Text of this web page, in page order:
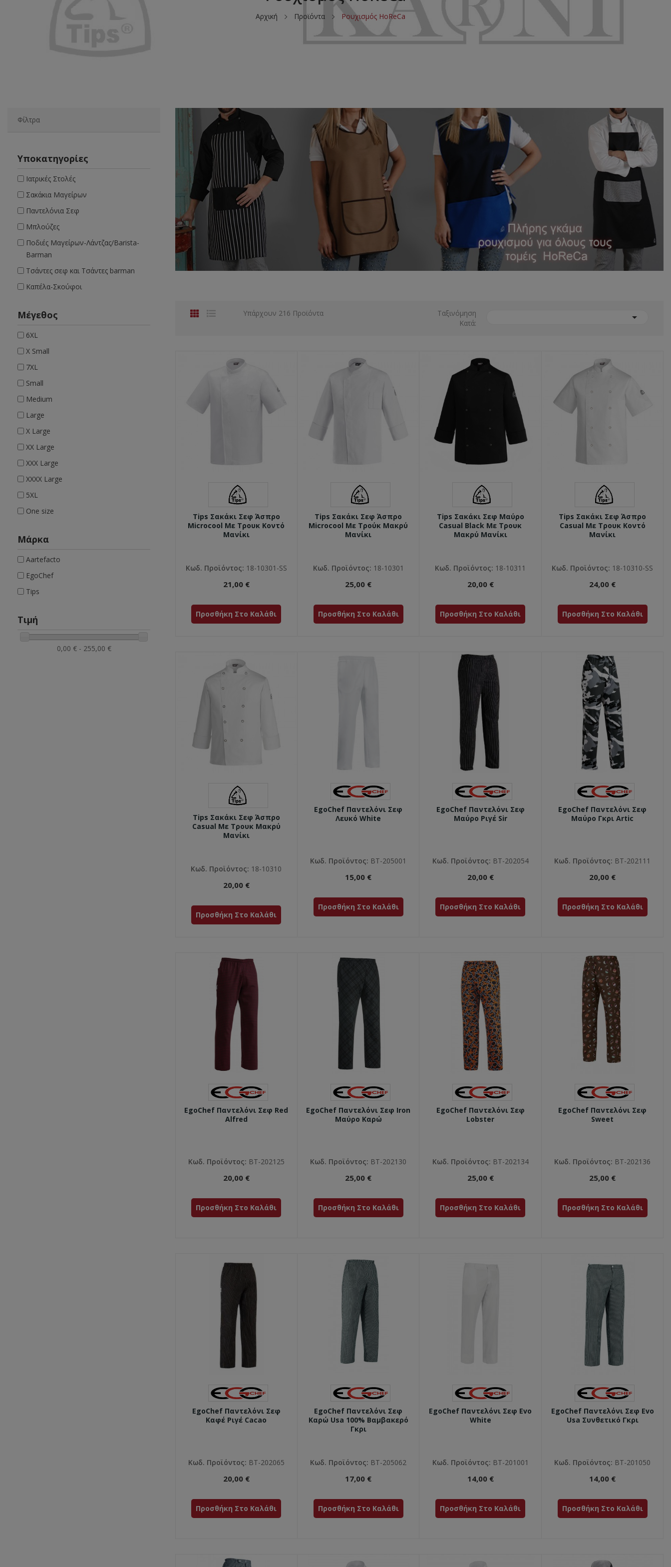
Αρχική Προϊόντα Ρουχισμός HoReCa
Φίλτρα
Υποκατηγορίες
Ιατρικές Στολές
Σακάκια Μαγείρων
Παντελόνια Σεφ
Μπλούζες
Ποδιές Μαγείρων-Λάντζας/Barista-
Barman
Τσάντες σεφ και Τσάντες barman
Καπέλα-Σκούφοι
Μέγεθος
6XL
X Small
7XL
Small
Medium
Large
X Large
XX Large
XXX Large
XXXX Large
5XL
One size
Μάρκα
Aartefacto
EgoChef
Tips
Τιμή
0,00 € - 255,00 €
Υπάρχουν 216 Προϊόντα
Ταξινόμηση
Κατά:

Tips Σακάκι Σεφ Άσπρο
Microcool Με Τρουκ Κοντό
Μανίκι
Κωδ. Προϊόντος: 18-10301-SS
21,00 €
Προσθήκη Στο Καλάθι
Tips Σακάκι Σεφ Άσπρο
Microcool Με Τρούκ Μακρύ
Μανίκι
Κωδ. Προϊόντος: 18-10301
25,00 €
Προσθήκη Στο Καλάθι
Tips Σακάκι Σεφ Μαύρο
Casual Black Με Τρουκ
Μακρύ Μανίκι
Κωδ. Προϊόντος: 18-10311
20,00 €
Προσθήκη Στο Καλάθι
Tips Σακάκι Σεφ Άσπρο
Casual Με Τρουκ Κοντό
Μανίκι
Κωδ. Προϊόντος: 18-10310-SS
24,00 €
Προσθήκη Στο Καλάθι
Tips Σακάκι Σεφ Άσπρο
Casual Με Τρουκ Μακρύ
Μανίκι
Κωδ. Προϊόντος: 18-10310
20,00 €
Προσθήκη Στο Καλάθι
EgoChef Παντελόνι Σεφ
Λευκό White
Κωδ. Προϊόντος: ΒΤ-205001
15,00 €
Προσθήκη Στο Καλάθι
EgoChef Παντελόνι Σεφ
Μαύρο Ριγέ Sir
Κωδ. Προϊόντος: ΒΤ-202054
20,00 €
Προσθήκη Στο Καλάθι
EgoChef Παντελόνι Σεφ
Μαύρο Γκρι Artic
Κωδ. Προϊόντος: ΒΤ-202111
20,00 €
Προσθήκη Στο Καλάθι
EgoChef Παντελόνι Σεφ Red
Alfred
Κωδ. Προϊόντος: ΒΤ-202125
20,00 €
Προσθήκη Στο Καλάθι
EgoChef Παντελόνι Σεφ Iron
Μαύρο Καρώ
Κωδ. Προϊόντος: ΒΤ-202130
25,00 €
Προσθήκη Στο Καλάθι
EgoChef Παντελόνι Σεφ
Lobster
Κωδ. Προϊόντος: ΒΤ-202134
25,00 €
Προσθήκη Στο Καλάθι
EgoChef Παντελόνι Σεφ
Sweet
Κωδ. Προϊόντος: ΒΤ-202136
25,00 €
Προσθήκη Στο Καλάθι
EgoChef Παντελόνι Σεφ
Καφέ Ριγέ Cacao
Κωδ. Προϊόντος: ΒΤ-202065
20,00 €
Προσθήκη Στο Καλάθι
EgoChef Παντελόνι Σεφ
Καρώ Usa 100% Βαμβακερό
Γκρι
Κωδ. Προϊόντος: ΒΤ-205062
17,00 €
Προσθήκη Στο Καλάθι
EgoChef Παντελόνι Σεφ Evo
White
Κωδ. Προϊόντος: ΒΤ-201001
14,00 €
Προσθήκη Στο Καλάθι
EgoChef Παντελόνι Σεφ Evo
Usa Συνθετικό Γκρι
Κωδ. Προϊόντος: ΒΤ-201050
14,00 €
Προσθήκη Στο Καλάθι